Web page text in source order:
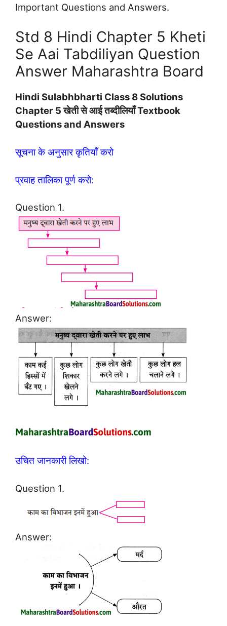
Important Questions and Answers.
Std 8 Hindi Chapter 5 Kheti
Se Aai Tabdiliyan Question
Answer Maharashtra Board
Hindi Sulabhbharti Class 8 Solutions
Chapter 5 खेती से आई तब्‍दीलियाँ Textbook
Questions and Answers
सूचना के अनुसार कृतियाँ करो
प्रवाह तालिका पूर्ण करो:
Question 1.
Answer:
उचित जानकारी लिखो:
Question 1.
Answer: